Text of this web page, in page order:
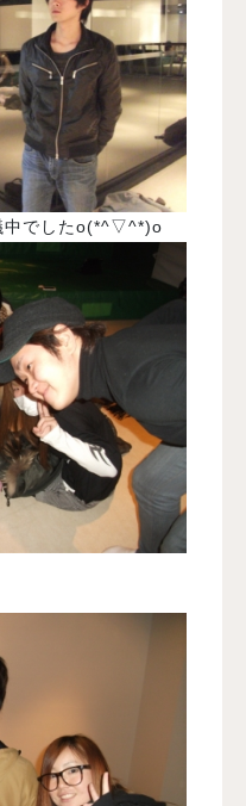
中でしたo(*^▽^*)o